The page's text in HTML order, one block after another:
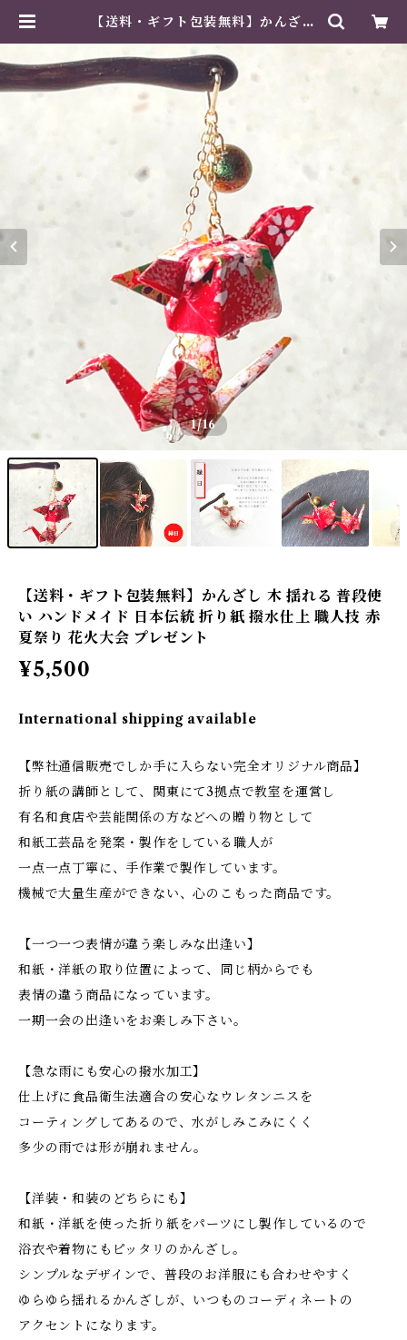
【送料・ギフト包装無料】かんざし
本伝統 折り紙 撥水仕上 職人技 赤
夏祭り 花火大会 プレゼント | 紙工
芸専門店 美そあみか
1/16
【送料・ギフト包装無料】かんざし 木 揺れる 普段使
い ハンドメイド 日本伝統 折り紙 撥水仕上 職人技 赤
夏祭り 花火大会 プレゼント
¥5,500
International shipping available
【弊社通信販売でしか手に入らない完全オリジナル商品】
折り紙の講師として、関東にて3拠点で教室を運営し
有名和食店や芸能関係の方などへの贈り物として
和紙工芸品を発案・製作をしている職人が
一点一点丁寧に、手作業で製作しています。
機械で大量生産ができない、心のこもった商品です。
【一つ一つ表情が違う楽しみな出逢い】
和紙・洋紙の取り位置によって、同じ柄からでも
表情の違う商品になっています。
一期一会の出逢いをお楽しみ下さい。
【急な雨にも安心の撥水加工】
仕上げに食品衛生法適合の安心なウレタンニスを
コーティングしてあるので、水がしみこみにくく
多少の雨では形が崩れません。
【洋装・和装のどちらにも】
和紙・洋紙を使った折り紙をパーツにし製作しているので
浴衣や着物にもピッタリのかんざし。
シンプルなデザインで、普段のお洋服にも合わせやすく
ゆらゆら揺れるかんざしが、いつものコーディネートの
アクセントになります。